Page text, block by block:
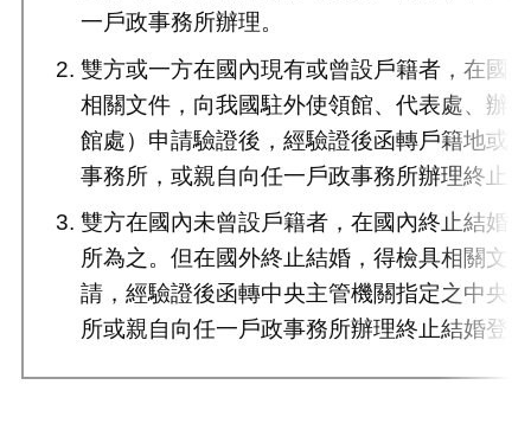
一戶政事務所辦理。
雙方或一方在國內現有或曾設戶籍者，在國
相關文件，向我國駐外使領館、代表處、辦
館處）申請驗證後，經驗證後函轉戶籍地或
事務所，或親自向任一戶政事務所辦理終止
雙方在國內未曾設戶籍者，在國內終止結婚
所為之。但在國外終止結婚，得檢具相關文
請，經驗證後函轉中央主管機關指定之中央
所或親自向任一戶政事務所辦理終止結婚登